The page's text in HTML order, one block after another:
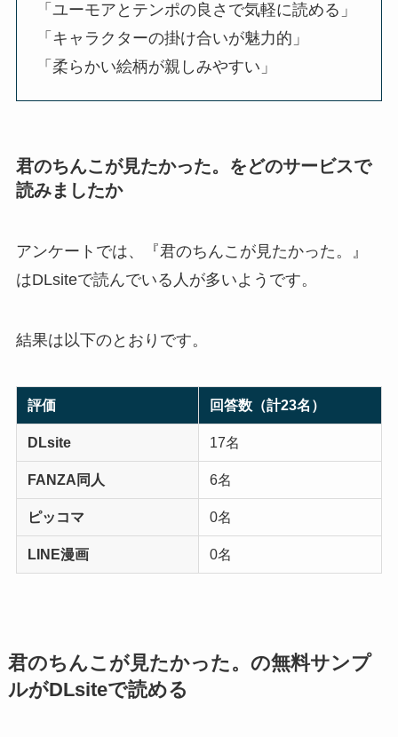
「ユーモアとテンポの良さで気軽に読める」
「キャラクターの掛け合いが魅力的」
「柔らかい絵柄が親しみやすい」
君のちんこが見たかった。をどのサービスで
読みましたか
アンケートでは、『君のちんこが見たかった。』
はDLsiteで読んでいる人が多いようです。
結果は以下のとおりです。
評価 回答数（計23名）
DLsite 17名
FANZA同人 6名
ピッコマ 0名
LINE漫画 0名
君のちんこが見たかった。の無料サンプ
ルがDLsiteで読める